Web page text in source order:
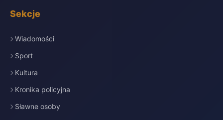
Sekcje
Wiadomości
Sport
Kultura
Kronika policyjna
Sławne osoby